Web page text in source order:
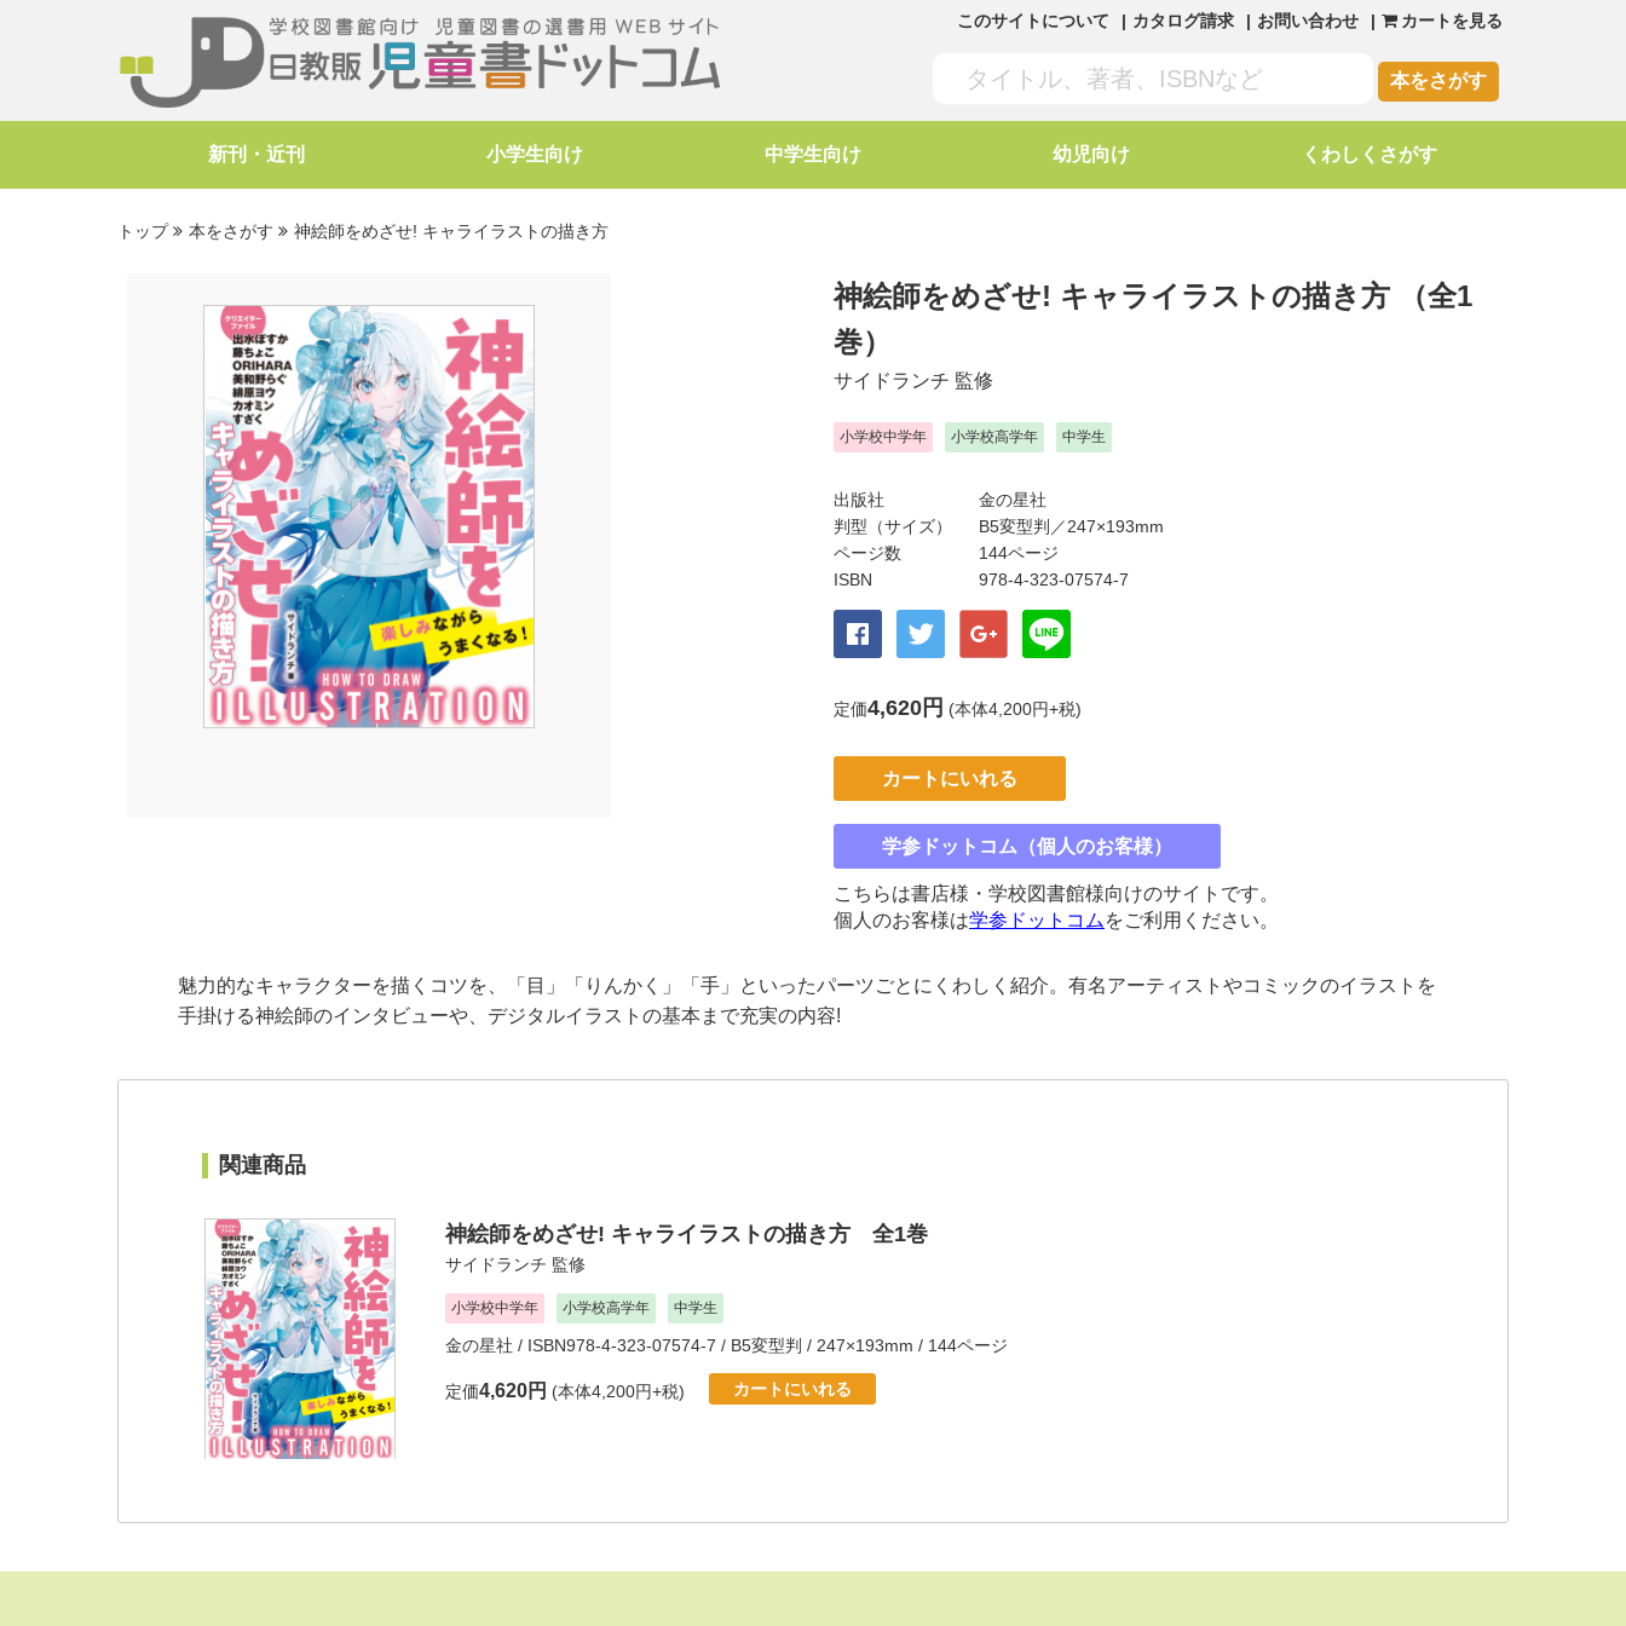
このサイトについて カタログ請求 お問い合わせ カートを見る
本をさがす
新刊・近刊 小学生向け 中学生向け 幼児向け くわしくさがす
トップ 本をさがす 神絵師をめざせ! キャライラストの描き方
神絵師をめざせ! キャライラストの描き方
（全1
巻）
サイドランチ 監修
小学校中学年 小学校高学年 中学生
出版社
金の星社
判型（サイズ）
B5変型判／247×193mm
ページ数
144ページ
ISBN
978-4-323-07574-7
定価4,620円 (本体4,200円+税)
カートにいれる
学参ドットコム（個人のお客様）
こちらは書店様・学校図書館様向けのサイトです。
個人のお客様は学参ドットコム をご利用ください。
魅力的なキャラクターを描くコツを、「目」「りんかく」「手」といったパーツごとにくわしく紹介。有名アーティストやコミックのイラストを
手掛ける神絵師のインタビューや、デジタルイラストの基本まで充実の内容!
関連商品
神絵師をめざせ! キャライラストの描き方 全1巻
サイドランチ 監修
小学校中学年 小学校高学年 中学生
金の星社 / ISBN978-4-323-07574-7 / B5変型判 / 247×193mm / 144ページ
定価4,620円 (本体4,200円+税) カートにいれる